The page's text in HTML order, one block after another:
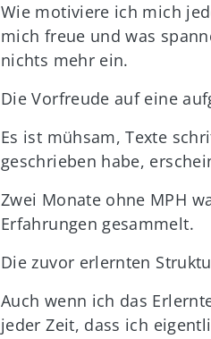
Wie motiviere ich mich
mich freue und was
nichts mehr ein.
Die Vorfreude auf eine
Es ist mühsam, Texte
geschrieben habe,
Zwei Monate ohne MPH
Erfahrungen gesammelt.
Die zuvor erlernten
Auch wenn ich das
jeder Zeit, dass ich